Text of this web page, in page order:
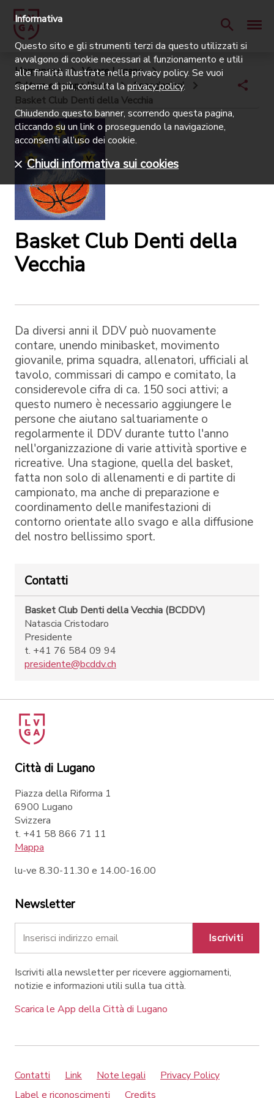
Homepage
Vivere Lugano
Cultura e tempo libero
Associazioni
Basket Club Denti della Vecchia
Basket Club Denti della
Vecchia
Da diversi anni il DDV può nuovamente
contare, unendo minibasket, movimento
giovanile, prima squadra, allenatori, ufficiali al
tavolo, commissari di campo e comitato, la
considerevole cifra di ca. 150 soci attivi; a
questo numero è necessario aggiungere le
persone che aiutano saltuariamente o
regolarmente il DDV durante tutto l'anno
nell'organizzazione di varie attività sportive e
ricreative. Una stagione, quella del basket,
fatta non solo di allenamenti e di partite di
campionato, ma anche di preparazione e
coordinamento delle manifestazioni di
contorno orientate allo svago e alla diffusione
del nostro bellissimo sport.
Contatti
Basket Club Denti della Vecchia (BCDDV)
Natascia Cristodaro
Presidente
t. +41 76 584 09 94
presidente@bcddv.ch
Città di Lugano
Piazza della Riforma 1
6900 Lugano
Svizzera
t. +41 58 866 71 11
Mappa
lu-ve 8.30-11.30 e 14.00-16.00
Newsletter
Iscriviti
Iscriviti alla newsletter per ricevere aggiornamenti,
notizie e informazioni utili sulla tua città.
Scarica le App della Città di Lugano
Contatti Link Note legali
Privacy Policy
Label e riconoscimenti
Credits
Informativa
Questo sito e gli strumenti terzi da questo utilizzati si
avvalgono di cookie necessari al funzionamento e utili
alle finalità illustrate nella privacy policy. Se vuoi
saperne di più, consulta laprivacy policy.
Chiudendo questo banner, scorrendo questa pagina,
cliccando su un link o proseguendo la navigazione,
acconsenti all’uso dei cookie.
Chiudi informativa sui cookies